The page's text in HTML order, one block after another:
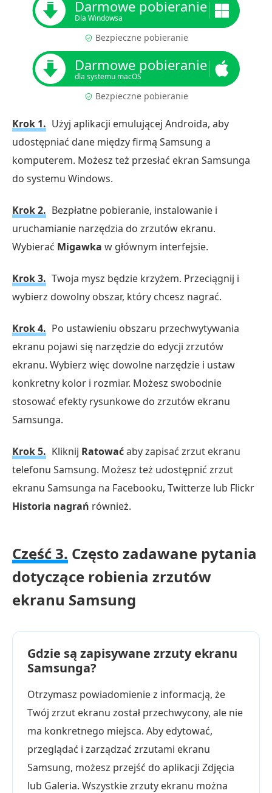
Darmowe pobieranie
Dla Windowsa
Bezpieczne pobieranie
Darmowe pobieranie
dla systemu macOS
Bezpieczne pobieranie
Krok 1. Użyj aplikacji emulującej Androida, aby
udostępniać dane między firmą Samsung a
komputerem. Możesz też przesłać ekran Samsunga
do systemu Windows.
Krok 2. Bezpłatne pobieranie, instalowanie i
uruchamianie narzędzia do zrzutów ekranu.
Wybierać Migawka w głównym interfejsie.
Krok 3. Twoja mysz będzie krzyżem. Przeciągnij i
wybierz dowolny obszar, który chcesz nagrać.
Krok 4. Po ustawieniu obszaru przechwytywania
ekranu pojawi się narzędzie do edycji zrzutów
ekranu. Wybierz więc dowolne narzędzie i ustaw
konkretny kolor i rozmiar. Możesz swobodnie
stosować efekty rysunkowe do zrzutów ekranu
Samsunga.
Krok 5. Kliknij Ratowaćaby zapisać zrzut ekranu
telefonu Samsung. Możesz też udostępnić zrzut
ekranu Samsunga na Facebooku, Twitterze lub Flickr
Historia nagrań również.
Część 3. Często zadawane pytania
dotyczące robienia zrzutów
ekranu Samsung
Gdzie są zapisywane zrzuty ekranu
Samsunga?
Otrzymasz powiadomienie z informacją, że
Twój zrzut ekranu został przechwycony, ale nie
ma konkretnego miejsca. Aby edytować,
przeglądać i zarządzać zrzutami ekranu
Samsung, możesz przejść do aplikacji Zdjęcia
lub Galeria. Wszystkie zrzuty ekranu można